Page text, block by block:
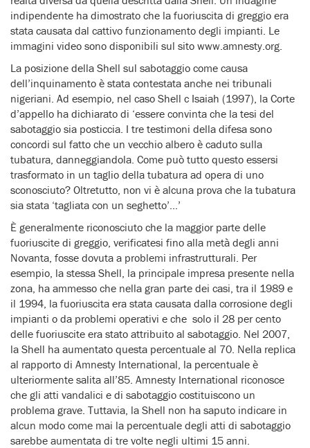
indipendente ha dimostrato che la fuoriuscita di greggio era
stata causata dal cattivo funzionamento degli impianti. Le
immagini video sono disponibili sul sito www.amnesty.org.
La posizione della Shell sul sabotaggio come causa
dell’inquinamento è stata contestata anche nei tribunali
nigeriani. Ad esempio, nel caso Shell c Isaiah (1997), la Corte
d’appello ha dichiarato di ‘essere convinta che la tesi del
sabotaggio sia posticcia. I tre testimoni della difesa sono
concordi sul fatto che un vecchio albero è caduto sulla
tubatura, danneggiandola. Come può tutto questo essersi
trasformato in un taglio della tubatura ad opera di uno
sconosciuto? Oltretutto, non vi è alcuna prova che la tubatura
sia stata ‘tagliata con un seghetto’…’
È generalmente riconosciuto che la maggior parte delle
fuoriuscite di greggio, verificatesi fino alla metà degli anni
Novanta, fosse dovuta a problemi infrastrutturali. Per
esempio, la stessa Shell, la principale impresa presente nella
zona, ha ammesso che nella gran parte dei casi, tra il 1989 e
il 1994, la fuoriuscita era stata causata dalla corrosione degli
impianti o da problemi operativi e che solo il 28 per cento
delle fuoriuscite era stato attribuito al sabotaggio. Nel 2007,
la Shell ha aumentato questa percentuale al 70. Nella replica
al rapporto di Amnesty International, la percentuale è
ulteriormente salita all’85. Amnesty International riconosce
che gli atti vandalici e di sabotaggio costituiscono un
problema grave. Tuttavia, la Shell non ha saputo indicare in
alcun modo come mai la percentuale degli atti di sabotaggio
sarebbe aumentata di tre volte negli ultimi 15 anni.